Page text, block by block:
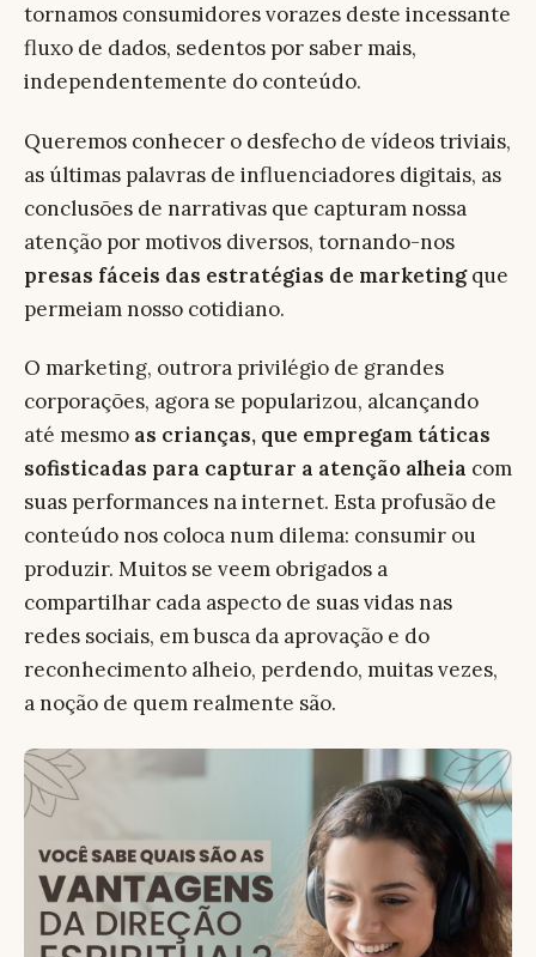
tornamos consumidores vorazes deste incessante
fluxo de dados, sedentos por saber mais,
independentemente do conteúdo.
Queremos conhecer o desfecho de vídeos triviais,
as últimas palavras de influenciadores digitais, as
conclusões de narrativas que capturam nossa
atenção por motivos diversos, tornando-nos
presas fáceis das estratégias de marketingque
permeiam nosso cotidiano.
O marketing, outrora privilégio de grandes
corporações, agora se popularizou, alcançando
até mesmo as crianças, que empregam táticas
sofisticadas para capturar a atenção alheia com
suas performances na internet. Esta profusão de
conteúdo nos coloca num dilema: consumir ou
produzir. Muitos se veem obrigados a
compartilhar cada aspecto de suas vidas nas
redes sociais, em busca da aprovação e do
reconhecimento alheio, perdendo, muitas vezes,
a noção de quem realmente são.